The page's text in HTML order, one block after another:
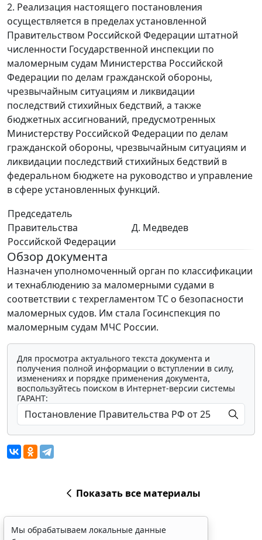
2. Реализация настоящего постановления
осуществляется в пределах установленной
Правительством Российской Федерации штатной
численности Государственной инспекции по
маломерным судам Министерства Российской
Федерации по делам гражданской обороны,
чрезвычайным ситуациям и ликвидации
последствий стихийных бедствий, а также
бюджетных ассигнований, предусмотренных
Министерству Российской Федерации по делам
гражданской обороны, чрезвычайным ситуациям и
ликвидации последствий стихийных бедствий в
федеральном бюджете на руководство и управление
в сфере установленных функций.
Председатель
Правительства
Российской Федерации
Д. Медведев
Обзор документа
Назначен уполномоченный орган по классификации
и технаблюдению за маломерными судами в
соответствии с техрегламентом ТС о безопасности
маломерных судов. Им стала Госинспекция по
маломерным судам МЧС России.
Для просмотра актуального текста документа и
получения полной информации о вступлении в силу,
изменениях и порядке применения документа,
воспользуйтесь поиском в Интернет-версии системы
ГАРАНТ:
Показать все материалы
Мы обрабатываем локальные данные